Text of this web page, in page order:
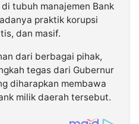
tubuh manajemen Bank
praktik korupsi
dan masif.
dari berbagai pihak,
tegas dari Gubernur
diharapkan membawa
milik daerah tersebut.